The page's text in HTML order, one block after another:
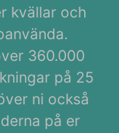
kvällar och
360.000
på 25
ni också
på er